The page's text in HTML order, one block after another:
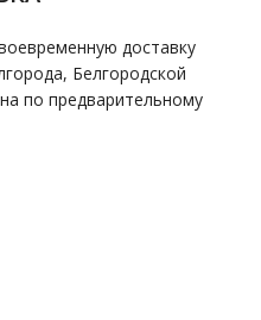
доставку
Белгородской
по предварительному